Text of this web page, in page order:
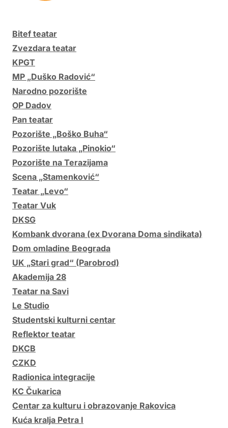
Bitef teatar
Zvezdara teatar
KPGT
MP „Duško Radović“
Narodno pozorište
OP Dadov
Pan teatar
Pozorište „Boško Buha“
Pozorište lutaka „Pinokio“
Pozorište na Terazijama
Scena „Stamenković“
Teatar „Levo“
Teatar Vuk
DKSG
Kombank dvorana (ex Dvorana Doma sindikata)
Dom omladine Beograda
UK „Stari grad“ (Parobrod)
Akademija 28
Teatar na Savi
Le Studio
Studentski kulturni centar
Reflektor teatar
DKCB
CZKD
Radionica integracije
KC Čukarica
Centar za kulturu i obrazovanje Rakovica
Kuća kralja Petra I